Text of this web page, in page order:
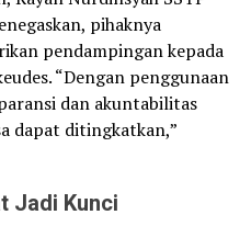
pihaknya
pendampingan kepada
“Dengan penggunaan
dan akuntabilitas
dapat ditingkatkan,”
Jadi Kunci